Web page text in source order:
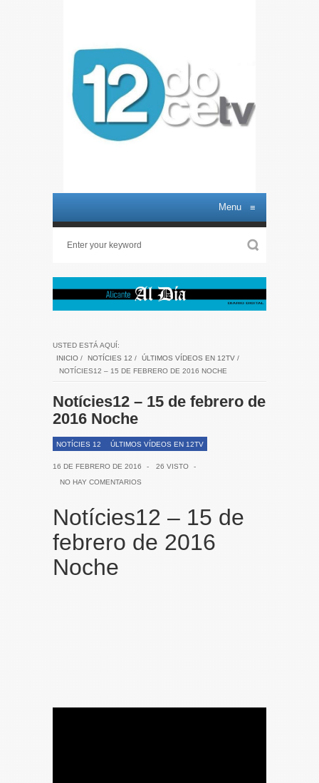
Menu ≡
USTED ESTÁ AQUÍ:
INICIO / NOTÍCIES 12 / ÚLTIMOS VÍDEOS EN 12TV /
NOTÍCIES12 – 15 DE FEBRERO DE 2016 NOCHE
Notícies12 – 15 de febrero de
2016 Noche
NOTÍCIES 12 ÚLTIMOS VÍDEOS EN 12TV
16 DE FEBRERO DE 2016 - 26 VISTO
-
NO HAY COMENTARIOS
Notícies12 – 15 de
febrero de 2016
Noche